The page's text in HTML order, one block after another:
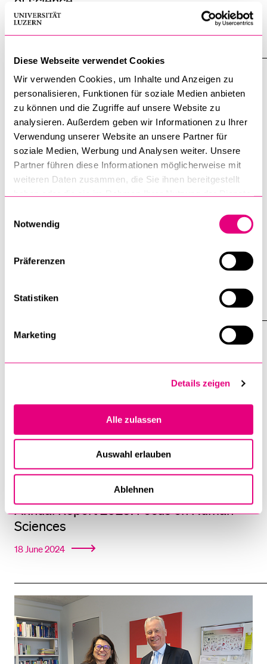
Diese Webseite verwendet Cookies
Wir verwenden Cookies, um Inhalte und Anzeigen zu
personalisieren, Funktionen für soziale Medien anbieten
zu können und die Zugriffe auf unsere Website zu
analysieren. Außerdem geben wir Informationen zu Ihrer
Verwendung unserer Website an unsere Partner für
soziale Medien, Werbung und Analysen weiter. Unsere
Partner führen diese Informationen möglicherweise mit
weiteren Daten zusammen, die Sie ihnen bereitgestellt
Notwendig
Präferenzen
Statistiken
Marketing
Details zeigen
Alle zulassen
Auswahl erlauben
Ablehnen
12 February 2025
Cooperation with European University
Institute extended
Annual Report 2023: Focus on Human
Sciences
18 June 2024